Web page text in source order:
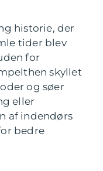
historie, der
tider blev
for
skyllet
og søer
eller
af indendørs
bedre